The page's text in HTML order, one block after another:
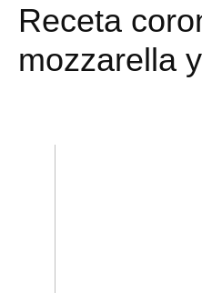
Receta
mozzarella